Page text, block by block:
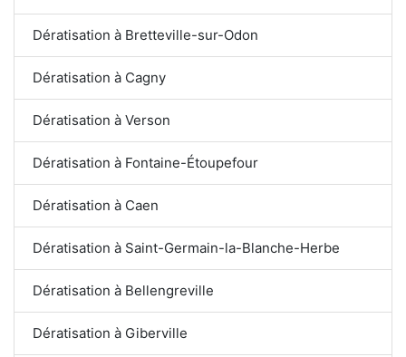
Dératisation à Bretteville-sur-Odon
Dératisation à Cagny
Dératisation à Verson
Dératisation à Fontaine-Étoupefour
Dératisation à Caen
Dératisation à Saint-Germain-la-Blanche-Herbe
Dératisation à Bellengreville
Dératisation à Giberville